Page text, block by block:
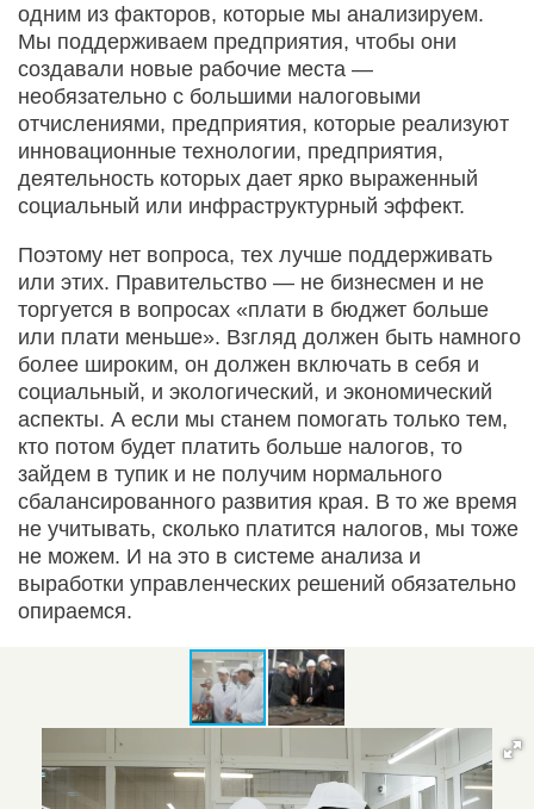
одним из факторов, которые мы анализируем.
Мы поддерживаем предприятия, чтобы они
создавали новые рабочие места —
необязательно с большими налоговыми
отчислениями, предприятия, которые реализуют
инновационные технологии, предприятия,
деятельность которых дает ярко выраженный
социальный или инфраструктурный эффект.
Поэтому нет вопроса, тех лучше поддерживать
или этих. Правительство — не бизнесмен и не
торгуется в вопросах «плати в бюджет больше
или плати меньше». Взгляд должен быть намного
более широким, он должен включать в себя и
социальный, и экологический, и экономический
аспекты. А если мы станем помогать только тем,
кто потом будет платить больше налогов, то
зайдем в тупик и не получим нормального
сбалансированного развития края. В то же время
не учитывать, сколько платится налогов, мы тоже
не можем. И на это в системе анализа и
выработки управленческих решений обязательно
опираемся.